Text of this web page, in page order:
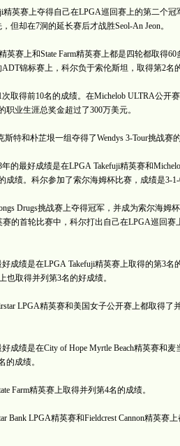
英赛上夺得自己在LPGA巡回赛上的第二个冠
但却在7洞的延长赛后才战胜Seol-An Jeon。
赛上和State Farm精英赛上都是四轮都取得60
锦标赛上，科尔负于索伦斯坦，取得第2名
得前10名的成绩。在Michelob ULTRA公开赛
职业生涯总奖金超过了300万美元。
和朴芷垠一组夺得了Wendys 3-Tour挑战赛的
最好成绩是在LPGA Takefuji精英赛和
成绩。科尔参加了索尔海姆杯比赛，成绩是3-1-
Drugs挑战赛上夺得冠军，并成为索尔海姆
赛的首轮比赛中，科尔打出自己在LPGA巡回赛
绩是在LPGA Takefuji精英赛上取得的第3名
也取得并列第3名的好成绩。
LPGA精英赛和美国女子公开赛上都取得了
绩是在City of Hope Myrtle Beach精英赛和麦
的成绩。
Farm精英赛上取得并列第4名的成绩。
LPGA精英赛和Fieldcrest Cannon精英赛